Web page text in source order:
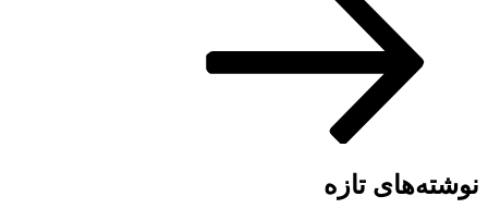
نوشته‌های تازه